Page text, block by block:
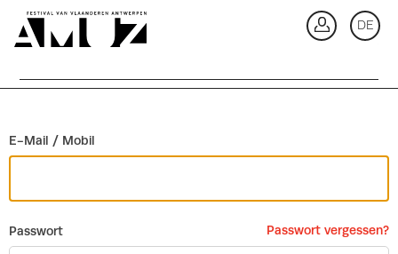
DE
E-Mail / Mobil
Passwort Passwort vergessen?